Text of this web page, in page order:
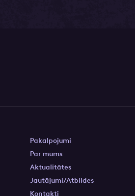
Pakalpojumi
Par mums
Aktualitātes
Jautājumi/Atbildes
Kontakti